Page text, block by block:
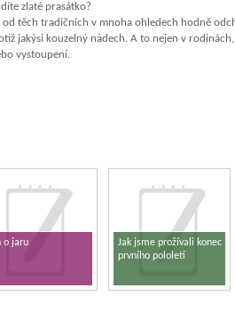
zlaté prasátko?
od těch tradičních v mnoha ohledech hodně
jakýsi kouzelný nádech. A to nejen v
vystoupení.
o jaru
Jak jsme prožívali konec
prvního pololetí